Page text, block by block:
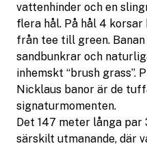
vattenhinder och en
flera hål. På hål 4
från tee till green.
sandbunkrar och
inhemskt “brush grass”.
Nicklaus banor är de
signaturmomenten.
Det 147 meter långa
särskilt utmanande, där